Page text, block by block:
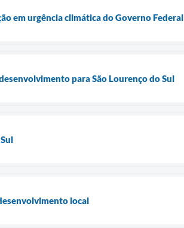
em urgência climática do Governo Federal
para São Lourenço do Sul
local